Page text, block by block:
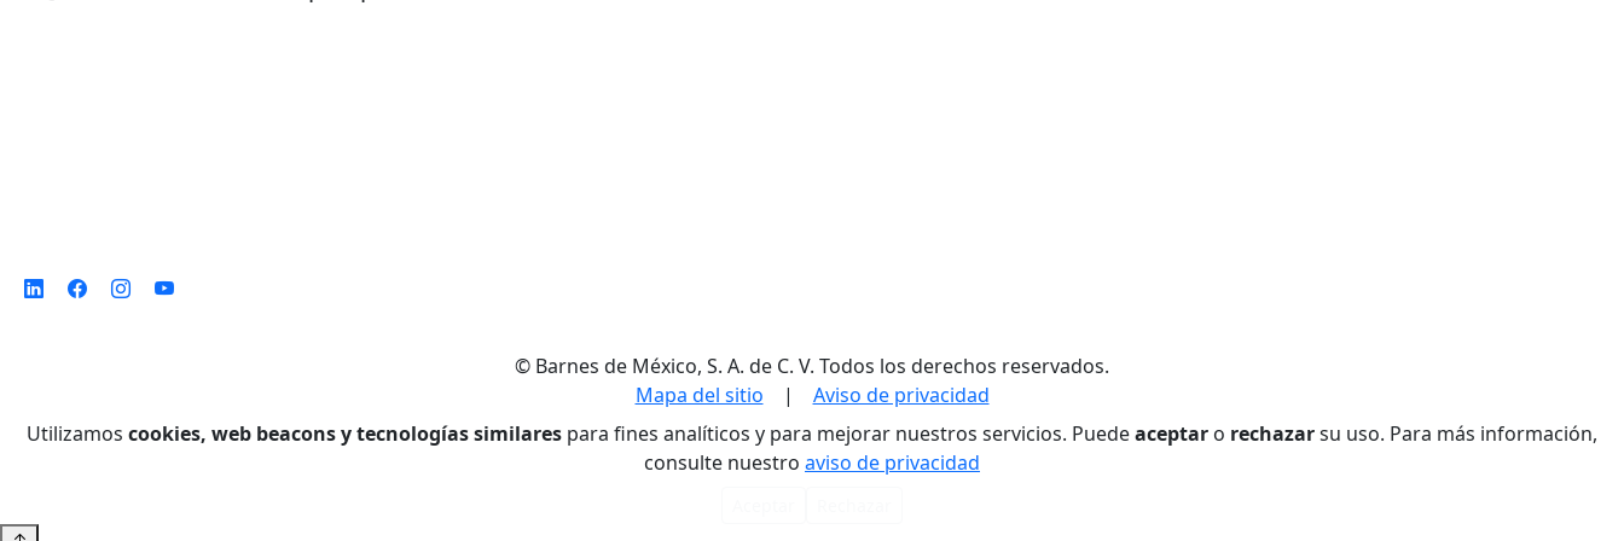
© Barnes de México, S. A. de C. V. Todos los derechos reservados.
Mapa del sitio | Aviso de privacidad
Utilizamos cookies, web beacons y tecnologías similares para fines analíticos y para mejorar nuestros servicios. Puedeaceptar o rechazarsu uso. Para más información,
consulte nuestro aviso de privacidad